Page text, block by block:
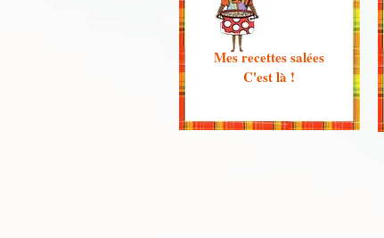
Mes recettes salées
C'est là !